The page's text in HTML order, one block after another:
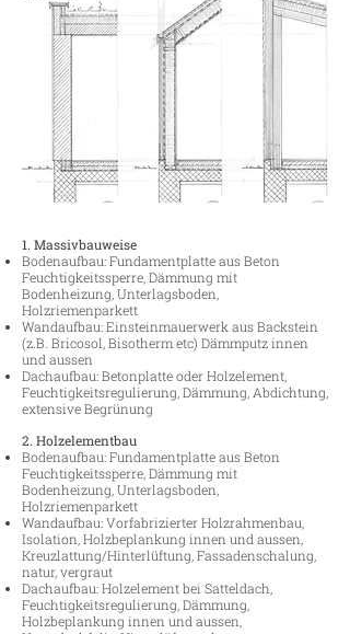
1. Massivbauweise
Bodenaufbau: Fundamentplatte aus Beton
Feuchtigkeitssperre, Dämmung mit
Bodenheizung, Unterlagsboden,
Holzriemenparkett
Wandaufbau: Einsteinmauerwerk aus Backstein
(z.B. Bricosol, Bisothermetc) Dämmputz innen
und aussen
Dachaufbau: Betonplatte oder Holzelement,
Feuchtigkeitsregulierung, Dämmung, Abdichtung,
extensive Begrünung
2. Holzelementbau
Bodenaufbau: Fundamentplatte aus Beton
Feuchtigkeitssperre, Dämmung mit
Bodenheizung, Unterlagsboden,
Holzriemenparkett
Wandaufbau: Vorfabrizierter Holzrahmenbau,
Isolation, Holzbeplankung innen und aussen,
Kreuzlattung/Hinterlüftung, Fassadenschalung,
natur, vergraut
Dachaufbau: Holzelement bei Satteldach,
Feuchtigkeitsregulierung, Dämmung,
Holzbeplankung innen und aussen,